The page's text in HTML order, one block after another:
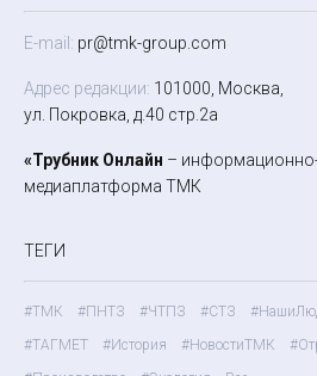
E-mail: pr@tmk-group.com
Адрес редакции: 101000, Москва,
ул. Покровка, д.40 стр.2а
«Трубник Онлайн –
медиаплатформа ТМК
ТЕГИ
#ТМК #ПНТЗ #ЧТПЗ #СТЗ
#ТАГМЕТ
#История #НовостиТМК